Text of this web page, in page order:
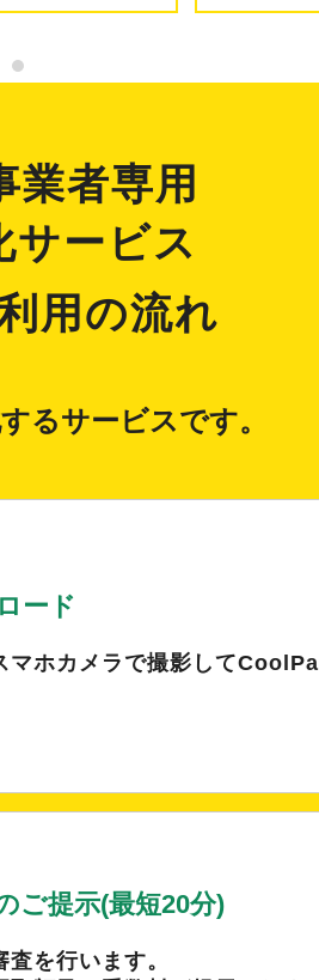
業者専用
サービス
用の流れ
るサービスです。
ード
マホカメラで撮影してCoolPa
ご提示(最短20分)
を行います。